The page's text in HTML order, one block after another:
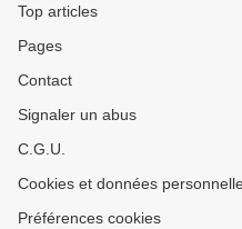
Top articles
Pages
Contact
Signaler un abus
C.G.U.
Cookies et données
Préférences cookies